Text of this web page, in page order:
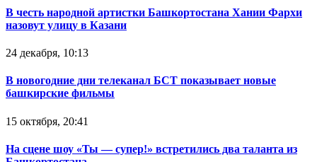
В честь народной артистки Башкортостана Хании Фархи
назовут улицу в Казани
24 декабря, 10:13
В новогодние дни телеканал БСТ показывает новые
башкирские фильмы
15 октября, 20:41
На сцене шоу «Ты — супер!» встретились два таланта из